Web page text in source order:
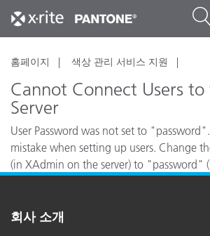
홈페이지 색상 관리 서비스 지원
Cannot Connect Users
Server
User Password was not set to
mistake when setting up users. Change
(in XAdmin on the server) to "password"
회사 소개